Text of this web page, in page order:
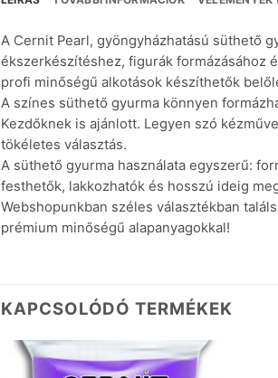
A Cernit Pearl, gyöngyházhatású süthető
ékszerkészítéshez, figurák formázásához
profi minőségű alkotások készíthetők
A színes süthető gyurma könnyen
Kezdőknek is ajánlott. Legyen szó
tökéletes választás.
A süthető gyurma használata egyszerű:
festhetők, lakkozhatók és hosszú ideig
Webshopunkban széles választékban
prémium minőségű alapanyagokkal!
KAPCSOLÓDÓ TERMÉKEK